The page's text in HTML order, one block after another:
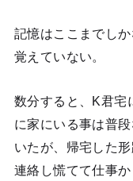
記憶はここまでし
覚えていない。
数分すると、K君宅
に家にいる事は普
いたが、帰宅した
連絡し慌てて仕事